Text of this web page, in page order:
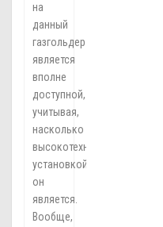
на
данный
газгольдер
является
вполне
доступной,
учитывая,
насколько
высокотехнологичной
установкой
он
является.
Вообще,